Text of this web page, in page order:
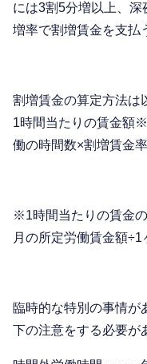
には3割5分増以上、深
増率で割増賃金を支払
割増賃金の算定方法は
1時間当たりの賃金額
働の時間数×割増賃金率
※1時間当たりの賃金
月の所定労働賃金額
臨時的な特別の事情が
下の注意をする必要が